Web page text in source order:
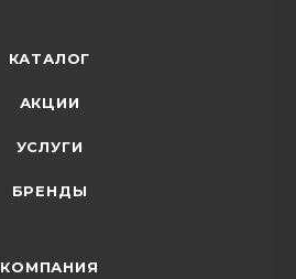
КАТАЛОГ
АКЦИИ
УСЛУГИ
БРЕНДЫ
КОМПАНИЯ